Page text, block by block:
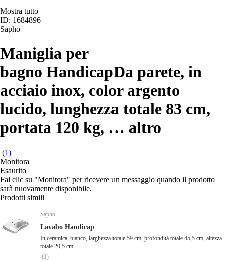
Mostra tutto
ID: 1684896
Sapho
Maniglia per
bagno HandicapDa parete, in
acciaio inox, color argento
lucido, lunghezza totale 83 cm,
portata 120 kg, … altro
(1)
Monitora
Esaurito
Fai clic su "Monitora" per ricevere un messaggio quando il prodotto
sarà nuovamente disponibile.
Prodotti simili
Sapho
Lavabo Handicap
In ceramica, bianco, larghezza totale 59 cm, profondità totale 45,5 cm, altezza
totale 20,5 cm
(1)